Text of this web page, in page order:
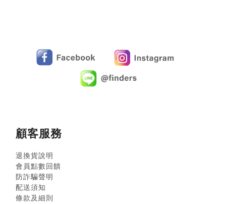
顧客服務
退換貨說明
會員點數回饋
防詐騙聲明
配送須知
條款及細則